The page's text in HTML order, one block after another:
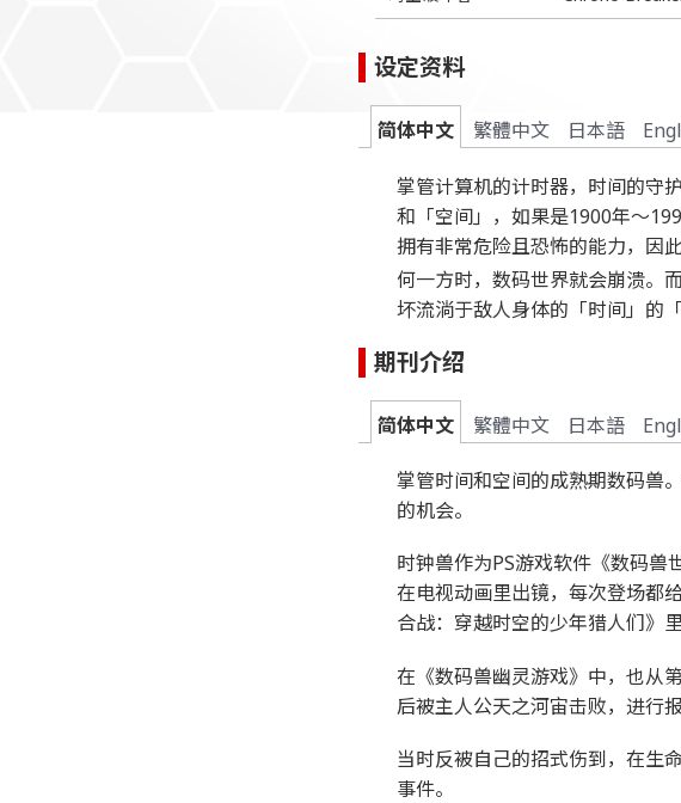
设定资料
简体中文 繁體中文 日本語
掌管计算机的计时器，时间的守
和「空间」，如果是1900年～
拥有非常危险且恐怖的能力，因
何一方时，数码世界就会崩溃。
坏流淌于敌人身体的「时间」的
期刊介绍
简体中文 繁體中文 日本語
掌管时间和空间的成熟期数码兽
的机会。
时钟兽作为PS游戏软件《数码
在电视动画里出镜，每次登场都
合战：穿越时空的少年猎人们》
在《数码兽幽灵游戏》中，也从
后被主人公天之河宙击败，进行
当时反被自己的招式伤到，在生
事件。